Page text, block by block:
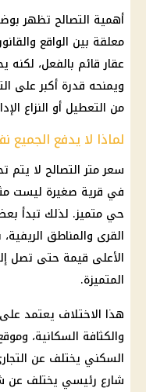
أهمية التصالح تظهر
معلقة بين الواقع
عقار قائم بالفعل،
ويمنحه قدرة أكبر على
من التعطيل أو النزاع
لماذا لا يدفع
سعر متر التصالح لا يتم
في قرية صغيرة ليست
القرى والمناطق
المتميزة.
هذا الاختلاف يعتمد
والكثافة السكانية،
السكني يختلف عن
شارع رئيسي يختلف عن